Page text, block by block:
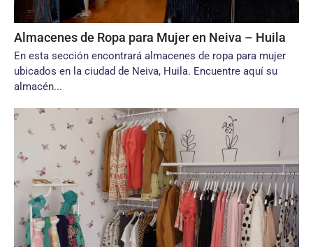
Almacenes de Ropa para Mujer en Neiva – Huila
En esta sección encontrará almacenes de ropa para mujer
ubicados en la ciudad de Neiva, Huila. Encuentre aquí su
almacén...